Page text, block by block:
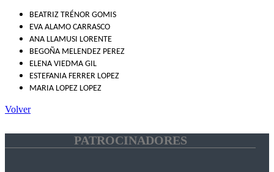
BEATRIZ TRÉNOR GOMIS
EVA ALAMO CARRASCO
ANA LLAMUSI LORENTE
BEGOÑA MELENDEZ PEREZ
ELENA VIEDMA GIL
ESTEFANIA FERRER LOPEZ
MARIA LOPEZ LOPEZ
Volver
PATROCINADORES